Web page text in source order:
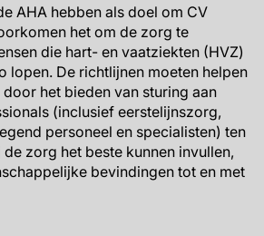
AHA hebben als doel om CV
het om de zorg te
die hart- en vaatziekten (HVZ)
lopen. De richtlijnen moeten helpen
het bieden van sturing aan
(inclusief eerstelijnszorg,
personeel en specialisten) ten
zorg het beste kunnen invullen,
bevindingen tot en met